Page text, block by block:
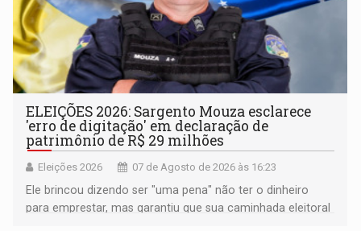
ELEIÇÕES 2026: Sargento Mouza esclarece
'erro de digitação' em declaração de
patrimônio de R$ 29 milhões
Eleições 2026 07 de Agosto de 2026 às 16:23
Ele brincou dizendo ser "uma pena" não ter o dinheiro
para emprestar, mas garantiu que sua caminhada eleitoral